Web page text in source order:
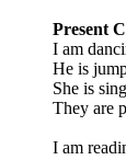
Present
I am
He is
She is
They are
I am